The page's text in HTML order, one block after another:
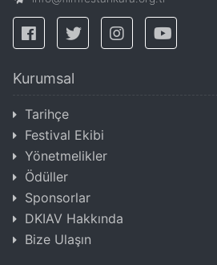
Kurumsal
Tarihçe
Festival Ekibi
Yönetmelikler
Ödüller
Sponsorlar
DKIAV Hakkında
Bize Ulaşın